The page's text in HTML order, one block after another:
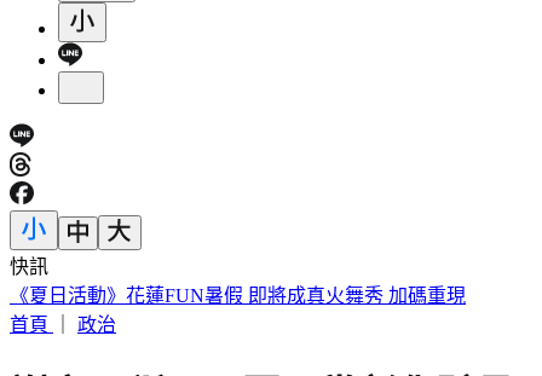
快訊
明天颱風假？白海豚最新風雨預測 8地區達停班停課標準
首頁
政治